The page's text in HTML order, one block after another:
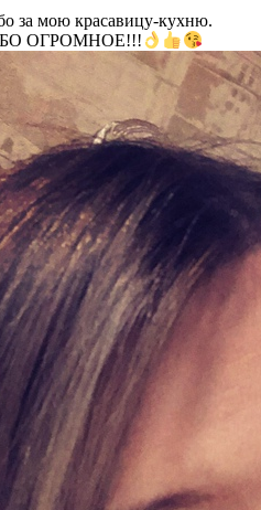
за мою красавицу-кухню.
ОГРОМНОЕ!!!